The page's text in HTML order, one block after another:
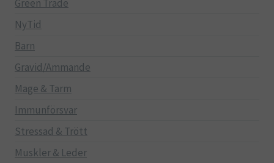
Green Trade
NyTid
Barn
Gravid/Ammande
Mage & Tarm
Immunförsvar
Stressad & Trött
Muskler & Leder